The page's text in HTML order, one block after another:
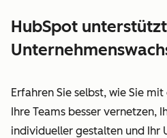
HubSpot
Erfahren Sie selbst, wie Sie
Ihre Teams besser vernetzen,
individueller gestalten und Ihr